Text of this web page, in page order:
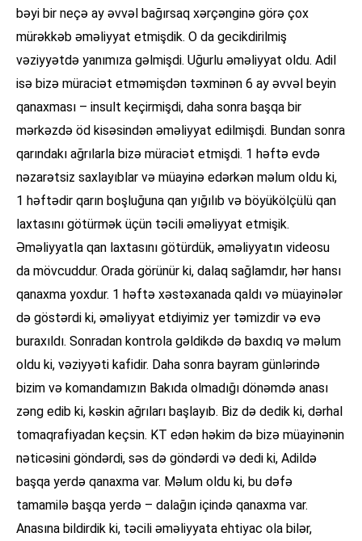
bəyi bir neçə ay əvvəl bağırsaq xərçənginə görə çox
mürəkkəb əməliyyat etmişdik. O da gecikdirilmiş
vəziyyətdə yanımıza gəlmişdi. Uğurlu əməliyyat oldu. Adil
isə bizə müraciət etməmişdən təxminən 6 ay əvvəl beyin
qanaxması – insult keçirmişdi, daha sonra başqa bir
mərkəzdə öd kisəsindən əməliyyat edilmişdi. Bundan sonra
qarındakı ağrılarla bizə müraciət etmişdi. 1 həftə evdə
nəzarətsiz saxlayıblar və müayinə edərkən məlum oldu ki,
1 həftədir qarın boşluğuna qan yığılıb və böyükölçülü qan
laxtasını götürmək üçün təcili əməliyyat etmişik.
Əməliyyatla qan laxtasını götürdük, əməliyyatın videosu
da mövcuddur. Orada görünür ki, dalaq sağlamdır, hər hansı
qanaxma yoxdur. 1 həftə xəstəxanada qaldı və müayinələr
də göstərdi ki, əməliyyat etdiyimiz yer təmizdir və evə
buraxıldı. Sonradan kontrola gəldikdə də baxdıq və məlum
oldu ki, vəziyyəti kafidir. Daha sonra bayram günlərində
bizim və komandamızın Bakıda olmadığı dönəmdə anası
zəng edib ki, kəskin ağrıları başlayıb. Biz də dedik ki, dərhal
tomaqrafiyadan keçsin. KT edən həkim də bizə müayinənin
nəticəsini göndərdi, səs də göndərdi və dedi ki, Adildə
başqa yerdə qanaxma var. Məlum oldu ki, bu dəfə
tamamilə başqa yerdə – dalağın içində qanaxma var.
Anasına bildirdik ki, təcili əməliyyata ehtiyac ola bilər,